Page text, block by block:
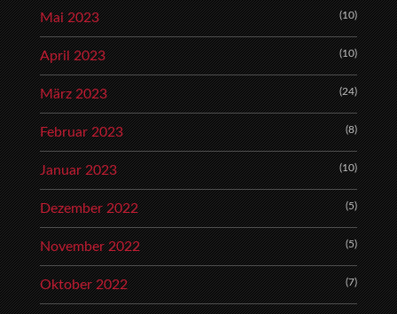
Mai 2023 (10)
April 2023 (10)
März 2023 (24)
Februar 2023 (8)
Januar 2023 (10)
Dezember 2022 (5)
November 2022 (5)
Oktober 2022 (7)